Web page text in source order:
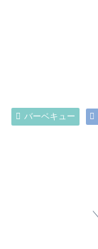
バーベキュー